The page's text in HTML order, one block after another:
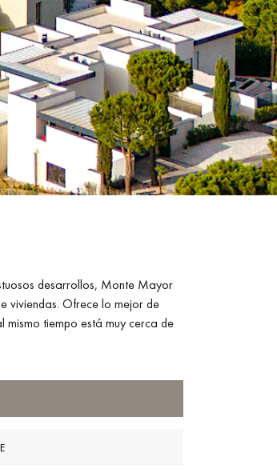
desarrollos, Monte Mayor
viviendas. Ofrece lo mejor de
mismo tiempo está muy cerca de